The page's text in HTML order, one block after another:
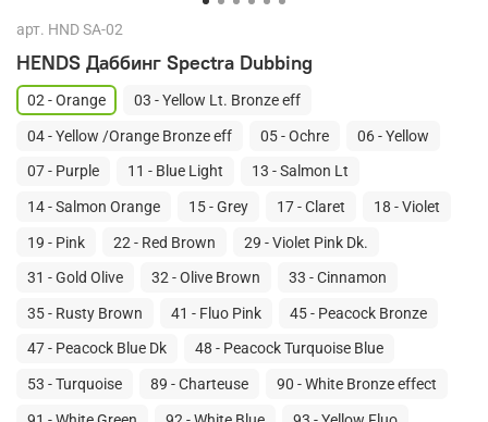
арт. HND SA-02
HENDS Даббинг Spectra Dubbing
02 - Orange 03 - Yellow Lt. Bronze eff
04 - Yellow /Orange Bronze eff 05 - Ochre 06 - Yellow
07 - Purple 11 - Blue Light 13 - Salmon Lt
14 - Salmon Orange 15 - Grey 17 - Claret 18 - Violet
19 - Pink 22 - Red Brown 29 - Violet Pink Dk.
31 - Gold Olive 32 - Olive Brown 33 - Cinnamon
35 - Rusty Brown 41 - Fluo Pink 45 - Peacock Bronze
47 - Peacock Blue Dk 48 - Peacock Turquoise Blue
53 - Turquoise 89 - Charteuse 90 - White Bronze effect